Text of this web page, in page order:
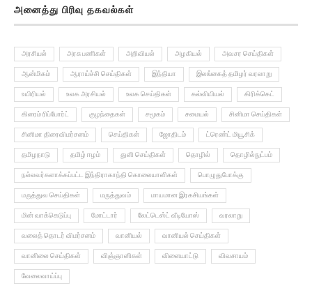
ஆன்மிகம் ஆராய்ச்சி செய்திகள் இந்தியா இலங்கைத் தமிழர் வரலாறு
உயிரியல் உலக அரசியல் உலக செய்திகள் கல்வியியல் கிரிக்கெட்
கிரைம் ரிப்போர்ட் குழந்தைகள் சமூகம் சமையல் சினிமா செய்திகள்
சினிமா திரைவிமர்சனம் செய்திகள் ஜோதிடம் ட்ரெண்ட் மியூசிக்
தமிழநாடு தமிழ் ஈழம் துளி செய்திகள் தொழில் தொழில்நுட்பம்
நல்லவர்களாக்கப்பட்ட இந்திராகாந்தி கொலையாளிகள் பொழுதுபோக்கு
மருத்துவ செய்திகள் மருத்துவம் மாயமான இரகசியங்கள்
மின் வாக்கெடுப்பு மோட்டார் லேட்டெஸ்ட் வீடியோஸ் வரலாறு
வலைத் தொடர் விமர்சனம் வானியல் வானியல் செய்திகள்
வானிலை செய்திகள் விஞ்ஞானிகள் விளையாட்டு விவசாயம்
வேலைவாய்ப்பு